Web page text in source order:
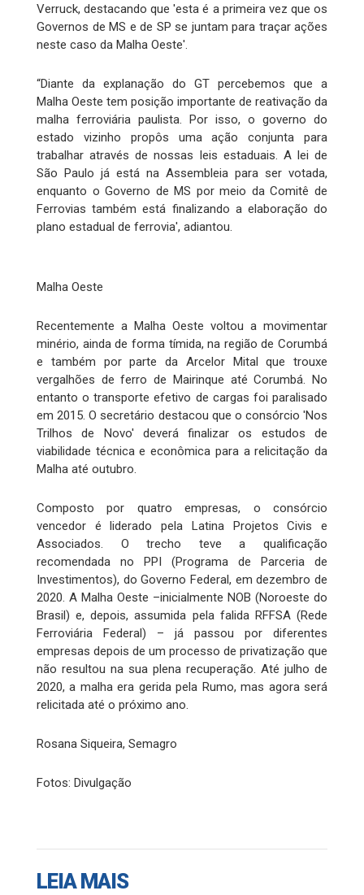
Verruck, destacando que 'esta é a primeira vez que os
Governos de MS e de SP se juntam para traçar ações
neste caso da Malha Oeste'.
“Diante da explanação do GT percebemos que a
Malha Oeste tem posição importante de reativação da
malha ferroviária paulista. Por isso, o governo do
estado vizinho propôs uma ação conjunta para
trabalhar através de nossas leis estaduais. A lei de
São Paulo já está na Assembleia para ser votada,
enquanto o Governo de MS por meio da Comitê de
Ferrovias também está finalizando a elaboração do
plano estadual de ferrovia', adiantou.
Malha Oeste
Recentemente a Malha Oeste voltou a movimentar
minério, ainda de forma tímida, na região de Corumbá
e também por parte da Arcelor Mital que trouxe
vergalhões de ferro de Mairinque até Corumbá. No
entanto o transporte efetivo de cargas foi paralisado
em 2015. O secretário destacou que o consórcio 'Nos
Trilhos de Novo' deverá finalizar os estudos de
viabilidade técnica e econômica para a relicitação da
Malha até outubro.
Composto por quatro empresas, o consórcio
vencedor é liderado pela Latina Projetos Civis e
Associados. O trecho teve a qualificação
recomendada no PPI (Programa de Parceria de
Investimentos), do Governo Federal, em dezembro de
2020. A Malha Oeste –inicialmente NOB (Noroeste do
Brasil) e, depois, assumida pela falida RFFSA (Rede
Ferroviária Federal) – já passou por diferentes
empresas depois de um processo de privatização que
não resultou na sua plena recuperação. Até julho de
2020, a malha era gerida pela Rumo, mas agora será
relicitada até o próximo ano.
Rosana Siqueira, Semagro
Fotos: Divulgação
LEIA MAIS